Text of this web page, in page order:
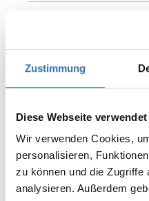
Zustimmung
Diese Webseite
Wir verwenden Cookies,
personalisieren,
zu können und die Zugriffe
analysieren. Außerdem
Bewertungen
Durchschnittliche
Bewerten Sie
Teilen Sie Ihre